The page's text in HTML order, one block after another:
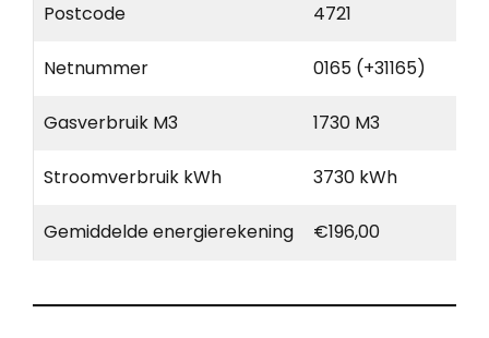
Postcode 4721
Netnummer 0165 (+31165)
Gasverbruik M3 1730 M3
Stroomverbruik kWh 3730 kWh
Gemiddelde energierekening €196,00